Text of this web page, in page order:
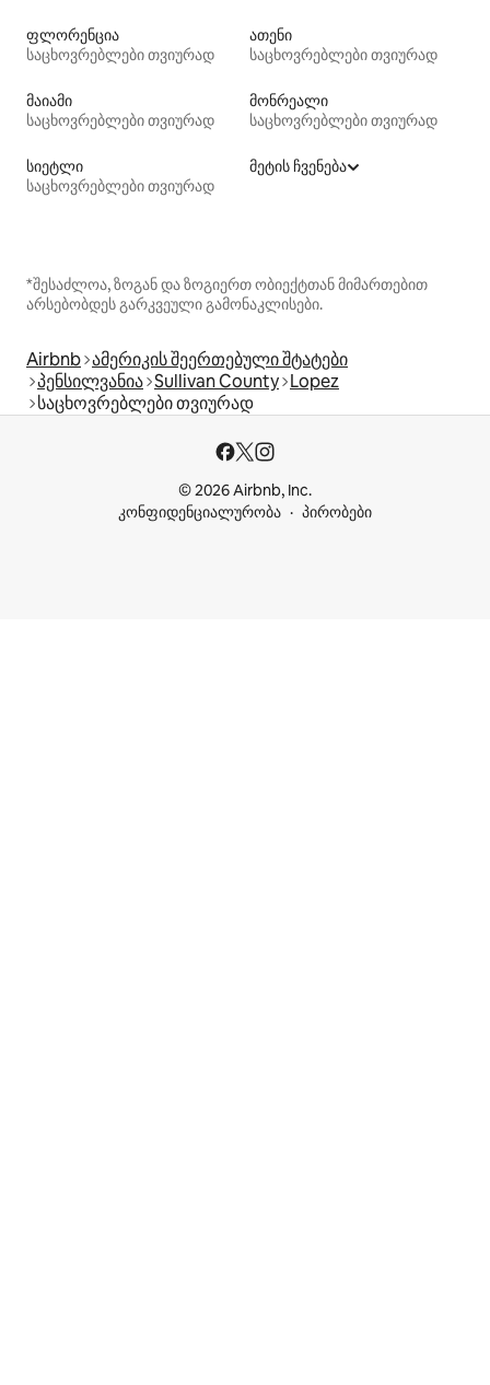
ფლორენცია
საცხოვრებლები თვიურად
ათენი
საცხოვრებლები თვიურად
მაიამი
საცხოვრებლები თვიურად
მონრეალი
საცხოვრებლები თვიურად
სიეტლი
საცხოვრებლები თვიურად
მეტის ჩვენება
*შესაძლოა, ზოგან და ზოგიერთ ობიექტთან მიმართებით
არსებობდეს გარკვეული გამონაკლისები.
Airbnb ამერიკის შეერთებული შტატები
პენსილვანია Sullivan County Lopez
საცხოვრებლები თვიურად
© 2026 Airbnb, Inc.
კონფიდენციალურობა
პირობები